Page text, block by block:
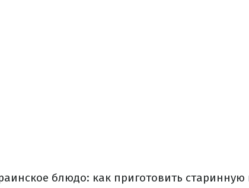
блюдо: как приготовить